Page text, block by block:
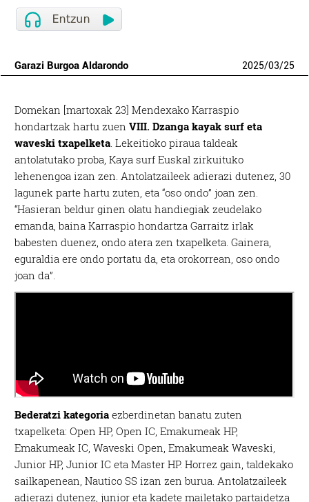
Garazi Burgoa Aldarondo 2025/03/25
Domekan [martoxak 23] Mendexako Karraspio
hondartzak hartu zuenVIII. Dzanga kayak surf eta
waveski txapelketa. Lekeitioko piraua taldeak
antolatutako proba, Kaya surf Euskal zirkuituko
lehenengoa izan zen. Antolatzaileek adierazi dutenez, 30
lagunek parte hartu zuten, eta “oso ondo” joan zen.
“Hasieran beldur ginen olatu handiegiak zeudelako
emanda, baina Karraspio hondartza Garraitz irlak
babesten duenez, ondo atera zen txapelketa. Gainera,
eguraldia ere ondo portatu da, eta orokorrean, oso ondo
joan da”.
Bederatzi kategoria ezberdinetan banatu zuten
txapelketa: Open HP, Open IC, Emakumeak HP,
Emakumeak IC, Waveski Open, Emakumeak Waveski,
Junior HP, Junior IC eta Master HP. Horrez gain, taldekako
sailkapenean, Nautico SS izan zen burua. Antolatzaileek
adierazi dutenez, junior eta kadete mailetako partaidetza